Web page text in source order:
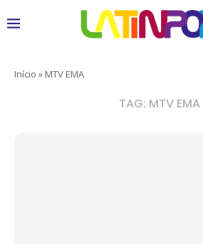
Início » MTV EMA
TAG: MTV EMA